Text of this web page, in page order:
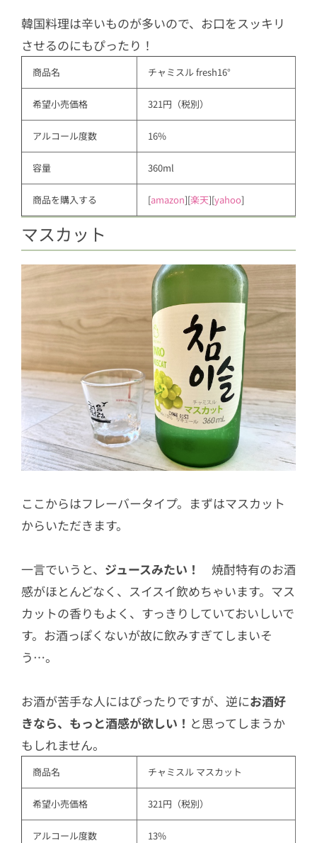
韓国料理は辛いものが多いので、お口をスッキリ
させるのにもぴったり！
商品名 チャミスル fresh16°
希望小売価格 321円（税別）
アルコール度数 16%
容量 360ml
商品を購入する [amazon][楽天][yahoo]
マスカット
ここからはフレーバータイプ。まずはマスカット
からいただきます。
一言でいうと、 ジュースみたい！
焼酎特有のお酒
感がほとんどなく、スイスイ飲めちゃいます。マス
カットの香りもよく、すっきりしていておいしいで
す。お酒っぽくないが故に飲みすぎてしまいそ
う…。
お酒が苦手な人にはぴったりですが、逆にお酒好
きなら、もっと酒感が欲しい！ と思ってしまうか
もしれません。
商品名 チャミスル マスカット
希望小売価格 321円（税別）
アルコール度数 13%